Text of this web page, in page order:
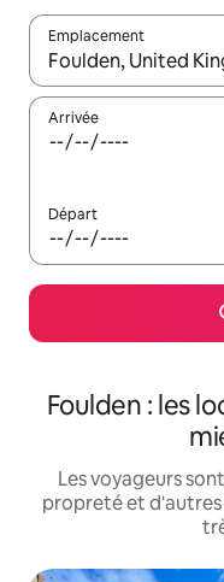
Emplacement
Quand les résultats
Arrivée
Départ
Foulden : les
Les voyageurs
propreté et